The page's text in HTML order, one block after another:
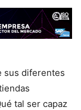
sus diferentes
tal ser capaz